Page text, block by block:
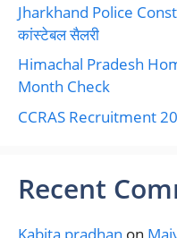
Jharkhand Police
कांस्टेबल सैलरी
Himachal Pradesh
Month Check
CCRAS Recruitment
Recent
Kabita pradhan on